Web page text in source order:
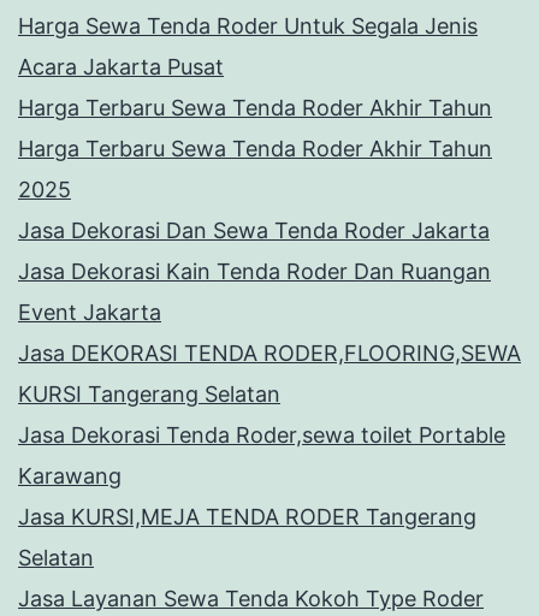
Harga Sewa Tenda Roder Untuk Segala Jenis
Acara Jakarta Pusat
Harga Terbaru Sewa Tenda Roder Akhir Tahun
Harga Terbaru Sewa Tenda Roder Akhir Tahun
2025
Jasa Dekorasi Dan Sewa Tenda Roder Jakarta
Jasa Dekorasi Kain Tenda Roder Dan Ruangan
Event Jakarta
Jasa DEKORASI TENDA RODER,FLOORING,SEWA
KURSI Tangerang Selatan
Jasa Dekorasi Tenda Roder,sewa toilet Portable
Karawang
Jasa KURSI,MEJA TENDA RODER Tangerang
Selatan
Jasa Layanan Sewa Tenda Kokoh Type Roder